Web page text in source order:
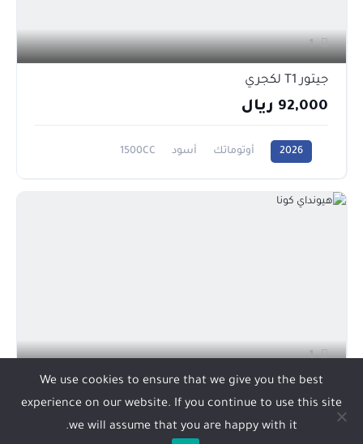
1
جيتور T1 لكجري
92,000 ريال
2026 أوتوماتك أسود 1500CC
1
78,000 ريال
We use cookies to ensure that we give you the best
experience on our website. If you continue to use this site
we will assume that you are happy with it.